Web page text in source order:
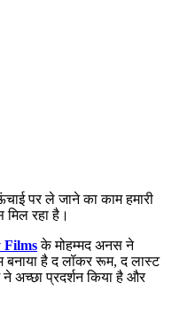
पर ले जाने का काम हमारी
रहा है।
Filmsके मोहम्मद अनस ने
बनाया है द लॉकर रूम, द लास्ट
अच्छा प्रदर्शन किया है और